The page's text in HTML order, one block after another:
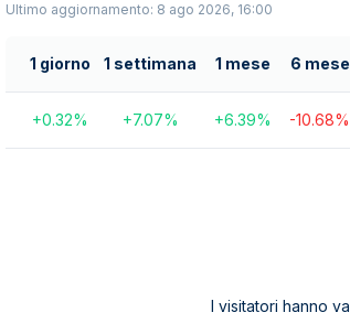
Ultimo aggiornamento: 8 ago 2026, 16:00
1 giorno 1 settimana 1 mese 6 mese
+0.32% +7.07% +6.39% -10.68%
I visitatori hanno